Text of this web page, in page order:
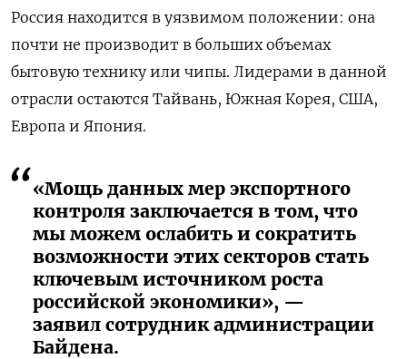
Россия находится в уязвимом положении: она
почти не производит в больших объемах
бытовую технику или чипы. Лидерами в данной
отрасли остаются Тайвань, Южная Корея, США,
Европа и Япония.
«Мощь данных мер экспортного
контроля заключается в том, что
мы можем ослабить и сократить
возможности этих секторов стать
ключевым источником роста
российской экономики», —
заявил сотрудник администрации
Байдена.